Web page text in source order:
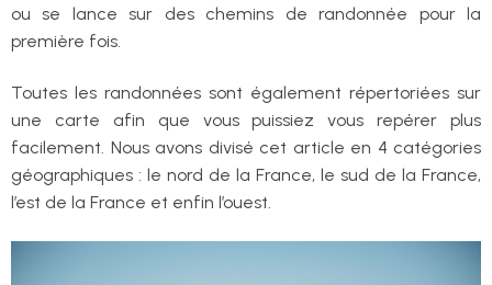
ou se lance sur des chemins de randonnée pour la
première fois.
Toutes les randonnées sont également répertoriées sur
une carte afin que vous puissiez vous repérer plus
facilement. Nous avons divisé cet article en 4 catégories
géographiques : le nord de la France, le sud de la France,
l’est de la France et enfin l’ouest.